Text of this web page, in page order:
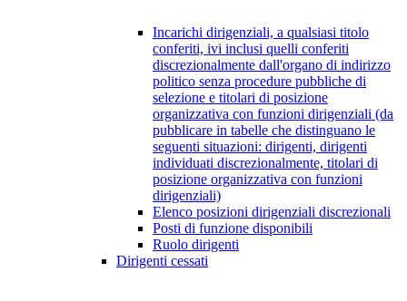
Incarichi dirigenziali, a qualsiasi titolo
conferiti, ivi inclusi quelli conferiti
discrezionalmente dall'organo di indirizzo
politico senza procedure pubbliche di
selezione e titolari di posizione
organizzativa con funzioni dirigenziali (da
pubblicare in tabelle che distinguano le
seguenti situazioni: dirigenti, dirigenti
individuati discrezionalmente, titolari di
posizione organizzativa con funzioni
dirigenziali)
Elenco posizioni dirigenziali discrezionali
Posti di funzione disponibili
Ruolo dirigenti
Dirigenti cessati